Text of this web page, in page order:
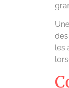
les